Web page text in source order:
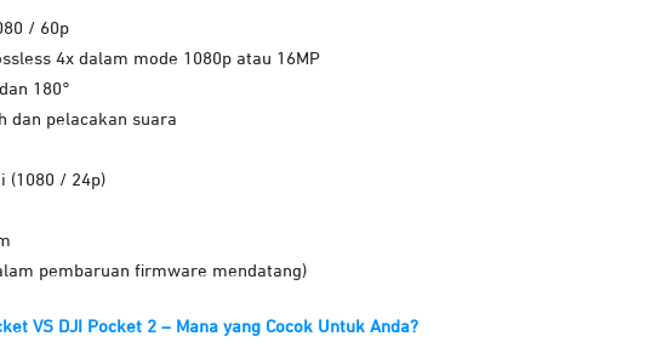
/ 60p
4x dalam mode 1080p atau 16MP
180°
dan pelacakan suara
(1080 / 24p)
pembaruan firmware mendatang)
VS DJI Pocket 2 – Mana yang Cocok Untuk Anda?